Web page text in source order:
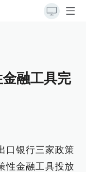
融工具完
口银行三家政策
性金融工具投放